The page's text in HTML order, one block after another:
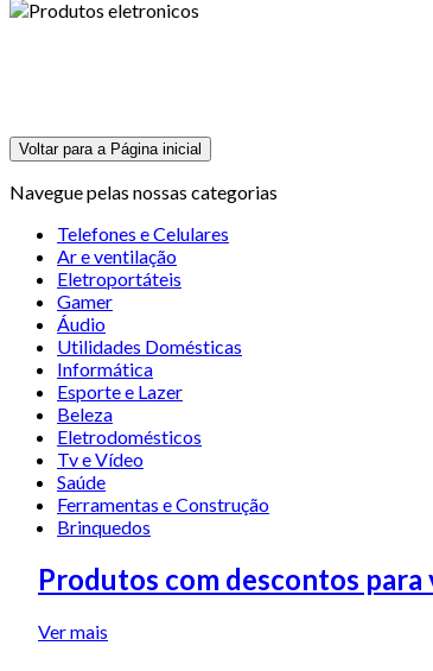
Voltar para a Página inicial
Navegue pelas nossas categorias
Telefones e Celulares
Ar e ventilação
Eletroportáteis
Gamer
Áudio
Utilidades Domésticas
Informática
Esporte e Lazer
Beleza
Eletrodomésticos
Tv e Vídeo
Saúde
Ferramentas e Construção
Brinquedos
Produtos com descontos para
Ver mais